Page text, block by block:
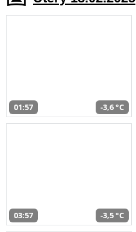
01:57 -3,6 °C
03:57 -3,5 °C